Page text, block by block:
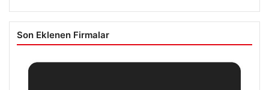
Son Eklenen Firmalar